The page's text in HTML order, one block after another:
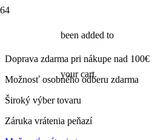
been added to
your cart.
Doprava zdarma pri nákupe nad 100€
Možnosť osobného odberu zdarma
Široký výber tovaru
Záruka vrátenia peňazí